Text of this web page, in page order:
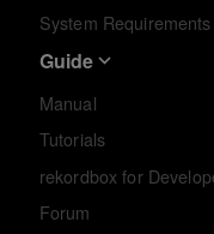
System Requirements
Guide
Manual
Tutorials
rekordbox for
Forum